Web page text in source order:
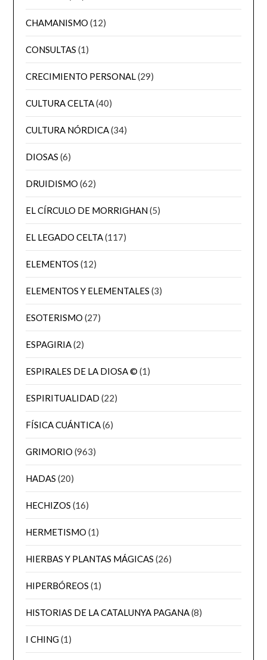
CHAMANISMO (12)
CONSULTAS (1)
CRECIMIENTO PERSONAL(29)
CULTURA CELTA(40)
CULTURA NÓRDICA(34)
DIOSAS (6)
DRUIDISMO (62)
EL CÍRCULO DE MORRIGHAN(5)
EL LEGADO CELTA(117)
ELEMENTOS (12)
ELEMENTOS Y ELEMENTALES (3)
ESOTERISMO (27)
ESPAGIRIA(2)
ESPIRALES DE LA DIOSA © (1)
ESPIRITUALIDAD (22)
FÍSICA CUÁNTICA(6)
GRIMORIO (963)
HADAS (20)
HECHIZOS (16)
HERMETISMO (1)
HIERBAS Y PLANTAS MÁGICAS (26)
HIPERBÓREOS (1)
HISTORIAS DE LA CATALUNYA PAGANA(8)
I CHING(1)